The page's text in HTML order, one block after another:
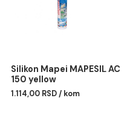
Povezani proizvodi